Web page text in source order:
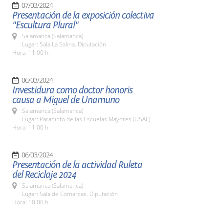
07/03/2024
Presentación de la exposición colectiva
"Escultura Plural"
Salamanca (Salamanca)
Lugar: Sala La Salina. Diputación
Hora: 11:00 h.
06/03/2024
Investidura como doctor honoris
causa a Miguel de Unamuno
Salamanca (Salamanca)
Lugar: Paraninfo de las Escuelas Mayores (USAL)
Hora: 11:00 h.
06/03/2024
Presentación de la actividad Ruleta
del Reciclaje 2024
Salamanca (Salamanca)
Lugar: Sala de Comarcas. Diputación
Hora: 10:00 h.